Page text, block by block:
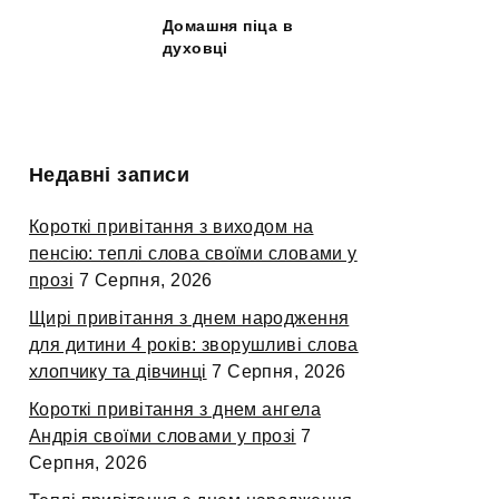
Домашня піца в
духовці
Недавні записи
Короткі привітання з виходом на
пенсію: теплі слова своїми словами у
прозі 7 Серпня, 2026
Щирі привітання з днем народження
для дитини 4 років: зворушливі слова
хлопчику та дівчинці 7 Серпня, 2026
Короткі привітання з днем ангела
Андрія своїми словами у прозі 7
Серпня, 2026